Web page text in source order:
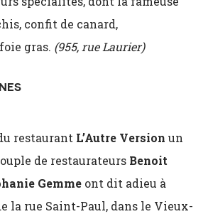
confit de canard,
gras. (955, rue Laurier)
restaurant L’Autre Version un
de restaurateurs Benoit
Gemme ont dit adieu à
la rue Saint-Paul, dans le Vieux-